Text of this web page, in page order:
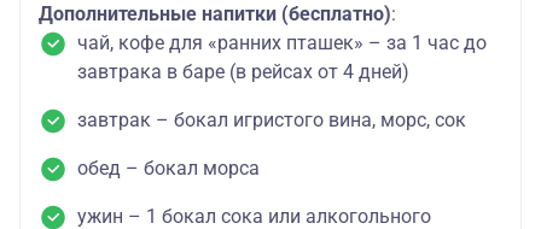
Дополнительные напитки (бесплатно):
чай, кофе для «ранних пташек» – за 1 час до
завтрака в баре (в рейсах от 4 дней)
завтрак – бокал игристого вина, морс, сок
обед – бокал морса
ужин – 1 бокал сока или алкогольного